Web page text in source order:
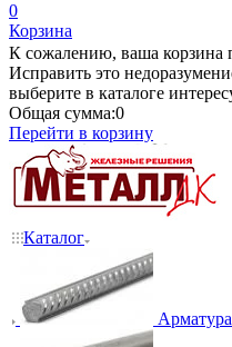
0
Корзина
К сожалению, ваша корзина
Исправить это
выберите в каталоге
Общая сумма:0
Перейти в корзину
Каталог
Арматура